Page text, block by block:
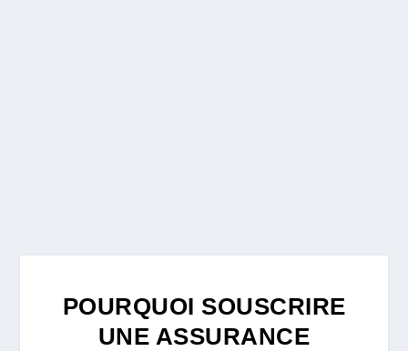
POURQUOI SOUSCRIRE
UNE ASSURANCE